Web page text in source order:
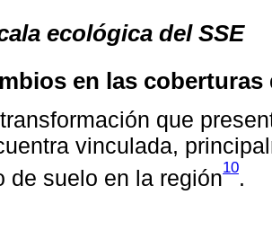
ecológica del SSE
en las
que
vinculada,
de suelo en la región10.